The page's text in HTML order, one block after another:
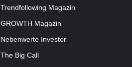
Trendfollowing Magazin
GROWTH Magazin
Nebenwerte Investor
The Big Call